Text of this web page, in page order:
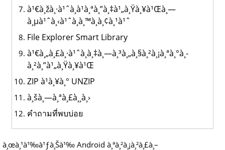
à¹€à¸žà¸·à¹ˆà¸­à¹à¸ªà¸”à¸‡à¹„à¸Ÿà¸¥à¹Œà¸—
à¸µà¹ˆà¸‹à¹ˆà¸­à¸™à¸­à¸¢à¸¹à¹ˆ
File Explorer Smart Library
à¹€à¸„à¸£à¸·à¹ˆà¸­à¸‡à¸—à¸³à¸„à¸§à¸²à¸¡à¸ªà¸°à¸­
à¸²à¸”à¹„à¸Ÿà¸¥à¹Œ
ZIP à¹à¸¥à¸° UNZIP
à¸šà¸—à¸ªà¸£à¸¸à¸›
คำถามที่พบบ่อย
à¸œà¸¹à¹‰à¹ƒà¸Šà¹‰ Android à¸ªà¸²à¸¡à¸²à¸£à¸–